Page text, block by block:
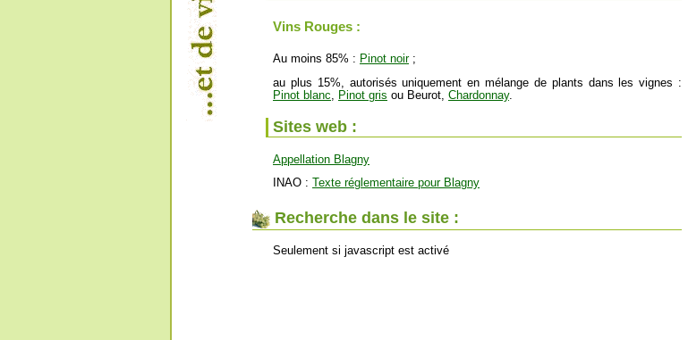
Vins Rouges :
Au moins 85% : Pinot noir;
au plus 15%, autorisés uniquement en mélange de plants dans les vignes :
Pinot blanc
Pinot gris ou Beurot, Chardonnay.
Sites web :
Appellation Blagny
INAO : Texte réglementaire pour Blagny
Recherche dans le site :
Seulement si javascript est activé